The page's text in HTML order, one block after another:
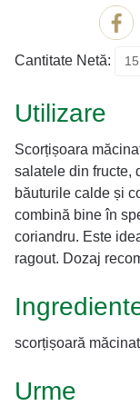
Cantitate Netă:
Utilizare
Scorțișoara
salatele din fructe,
băuturile calde și
combină bine în
coriandru. Este
ragout. Dozaj
scorțișoară
Urme